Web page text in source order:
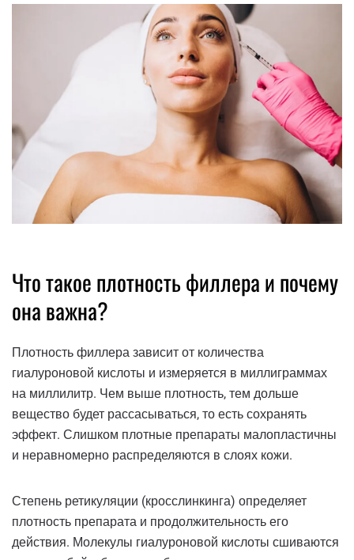
Что такое плотность филлера и почему
она важна?
Плотность филлера зависит от количества
гиалуроновой кислоты и измеряется в миллиграммах
на миллилитр. Чем выше плотность, тем дольше
вещество будет рассасываться, то есть сохранять
эффект. Слишком плотные препараты малопластичны
и неравномерно распределяются в слоях кожи.
Степень ретикуляции (кросслинкинга) определяет
плотность препарата и продолжительность его
действия. Молекулы гиалуроновой кислоты сшиваются